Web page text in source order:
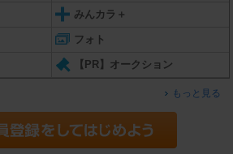
みんカラ＋
フォト
【PR】オークション
もっと見る